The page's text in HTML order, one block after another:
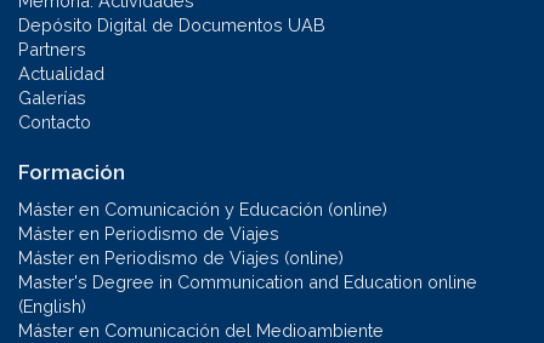
Depósito Digital de Documentos UAB
Partners
Actualidad
Galerías
Contacto
Formación
Máster en Comunicación y Educación (online)
Máster en Periodismo de Viajes
Máster en Periodismo de Viajes (online)
Master's Degree in Communication and Education online
(English)
Máster en Comunicación del Medioambiente